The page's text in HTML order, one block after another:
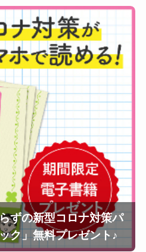
ずの新型コロナ対策パ
ク」無料プレゼント♪